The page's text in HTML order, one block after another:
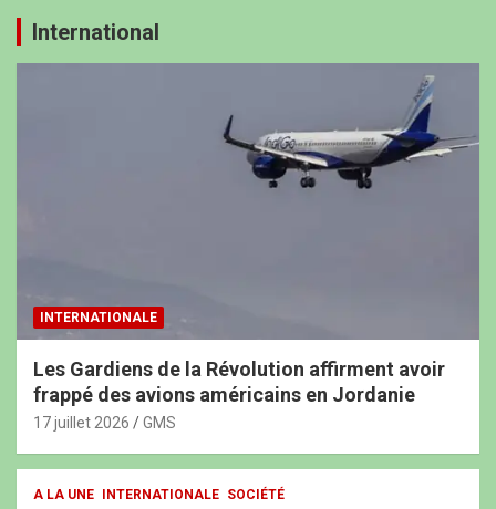
International
INTERNATIONALE
Les Gardiens de la Révolution affirment avoir
frappé des avions américains en Jordanie
17 juillet 2026 GMS
A LA UNE INTERNATIONALE SOCIÉTÉ